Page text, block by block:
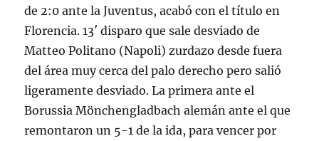
de 2:0 ante la Juventus, acabó con el título en
Florencia. 13′ disparo que sale desviado de
Matteo Politano (Napoli) zurdazo desde fuera
del área muy cerca del palo derecho pero salió
ligeramente desviado. La primera ante el
Borussia Mönchengladbach alemán ante el que
remontaron un 5-1 de la ida, para vencer por